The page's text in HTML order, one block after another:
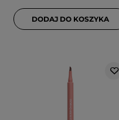
DODAJ DO KOSZYKA